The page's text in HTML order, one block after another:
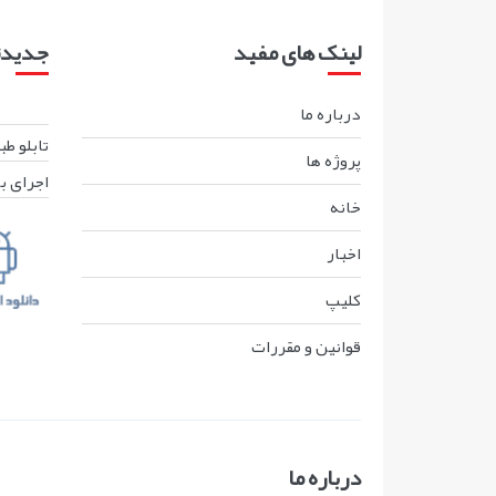
لینک های مفید
درباره ما
پروژه ها
خانه
اخبار
کليپ
قوانين و مقررات
تابلو
اجرای
درباره ما